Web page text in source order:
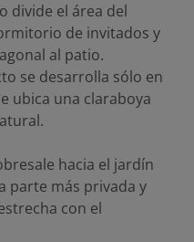
divide el área del
de invitados y
al patio.
se desarrolla sólo en
ubica una claraboya
hacia el jardín
parte más privada y
con el